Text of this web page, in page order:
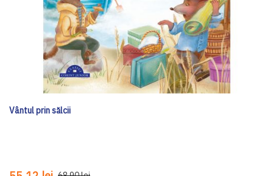
Vântul prin sălcii